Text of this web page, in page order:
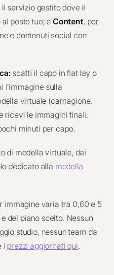
il servizio gestito dove il
posto tuo; e Content, per
e contenuti social con
scatti il capo in flat lay o
l'immagine sulla
virtuale (carnagione,
ricevi le immagini finali.
minuti per capo.
di modella virtuale, dai
dedicato alla modella
immagine varia tra 0,60 e 5
del piano scelto. Nessun
studio, nessun team da
i prezzi aggiornati qui.